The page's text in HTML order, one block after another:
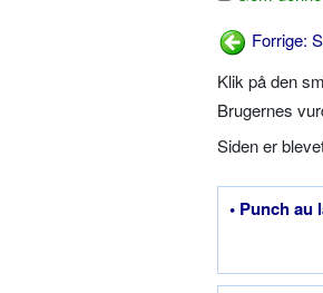
Forrige:
Klik på den
Brugernes
Siden er
• Punch au